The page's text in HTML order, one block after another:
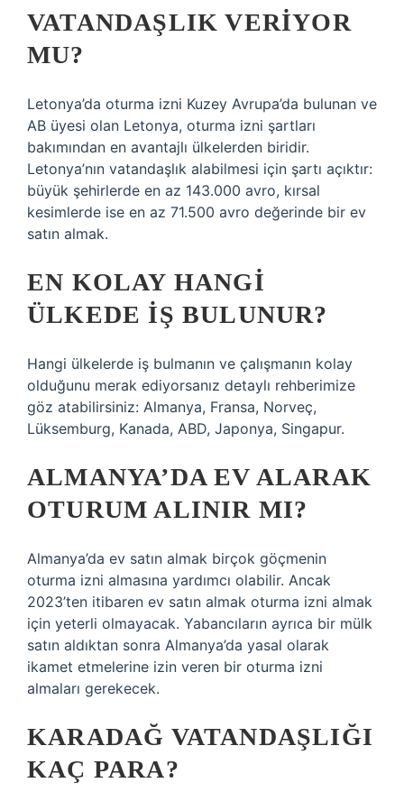
VATANDAŞLIK VERIYOR
MU?
Letonya’da oturma izni Kuzey Avrupa’da bulunan ve
AB üyesi olan Letonya, oturma izni şartları
bakımından en avantajlı ülkelerden biridir.
Letonya’nın vatandaşlık alabilmesi için şartı açıktır:
büyük şehirlerde en az 143.000 avro, kırsal
kesimlerde ise en az 71.500 avro değerinde bir ev
satın almak.
EN KOLAY HANGI
ÜLKEDE IŞ BULUNUR?
Hangi ülkelerde iş bulmanın ve çalışmanın kolay
olduğunu merak ediyorsanız detaylı rehberimize
göz atabilirsiniz: Almanya, Fransa, Norveç,
Lüksemburg, Kanada, ABD, Japonya, Singapur.
ALMANYA’DA EV ALARAK
OTURUM ALINIR MI?
Almanya’da ev satın almak birçok göçmenin
oturma izni almasına yardımcı olabilir. Ancak
2023’ten itibaren ev satın almak oturma izni almak
için yeterli olmayacak. Yabancıların ayrıca bir mülk
satın aldıktan sonra Almanya’da yasal olarak
ikamet etmelerine izin veren bir oturma izni
almaları gerekecek.
KARADAĞ VATANDAŞLIĞI
KAÇ PARA?